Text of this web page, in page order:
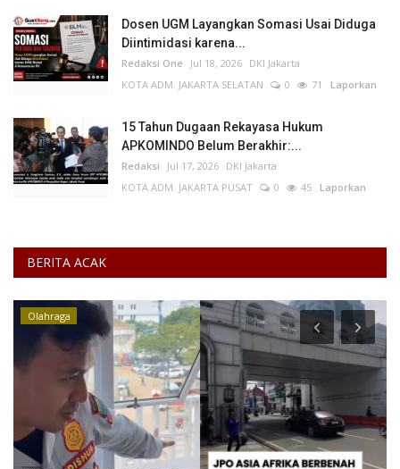
Dosen UGM Layangkan Somasi Usai Diduga
Diintimidasi karena...
Redaksi One Jul 18, 2026 DKI Jakarta
KOTA ADM. JAKARTA SELATAN
0 71 Laporkan
15 Tahun Dugaan Rekayasa Hukum
APKOMINDO Belum Berakhir:...
Redaksi Jul 17, 2026 DKI Jakarta
KOTA ADM. JAKARTA PUSAT
0 45 Laporkan
BERITA ACAK
Olahraga